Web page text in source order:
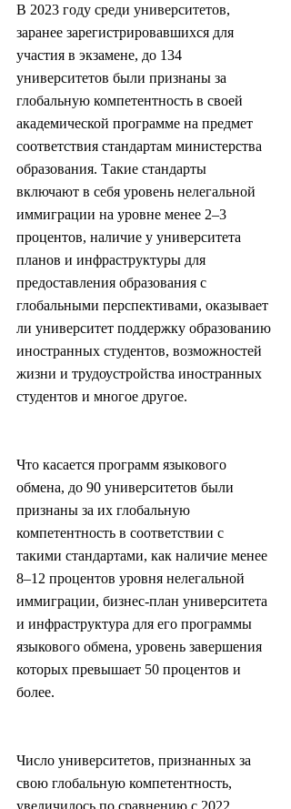
В 2023 году среди университетов,
заранее зарегистрировавшихся для
участия в экзамене, до 134
университетов были признаны за
глобальную компетентность в своей
академической программе на предмет
соответствия стандартам министерства
образования. Такие стандарты
включают в себя уровень нелегальной
иммиграции на уровне менее 2–3
процентов, наличие у университета
планов и инфраструктуры для
предоставления образования с
глобальными перспективами, оказывает
ли университет поддержку образованию
иностранных студентов, возможностей
жизни и трудоустройства иностранных
студентов и многое другое.
Что касается программ языкового
обмена, до 90 университетов были
признаны за их глобальную
компетентность в соответствии с
такими стандартами, как наличие менее
8–12 процентов уровня нелегальной
иммиграции, бизнес-план университета
и инфраструктура для его программы
языкового обмена, уровень завершения
которых превышает 50 процентов и
более.
Число университетов, признанных за
свою глобальную компетентность,
увеличилось по сравнению с 2022